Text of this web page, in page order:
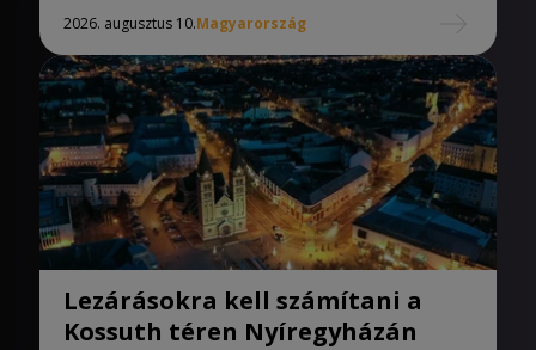
2026. augusztus 10.Magyarország
Lezárásokra kell számítani a
Kossuth téren Nyíregyházán